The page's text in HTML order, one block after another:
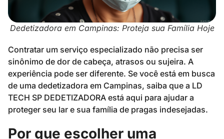
Dedetizadora em Campinas: Proteja sua Família Hoje
Contratar um serviço especializado não precisa ser
sinônimo de dor de cabeça, atrasos ou sujeira. A
experiência pode ser diferente. Se você está em busca
de uma dedetizadora em Campinas, saiba que a LD
TECH SP DEDETIZADORA está aqui para ajudar a
proteger seu lar e sua família de pragas indesejadas.
Por que escolher uma